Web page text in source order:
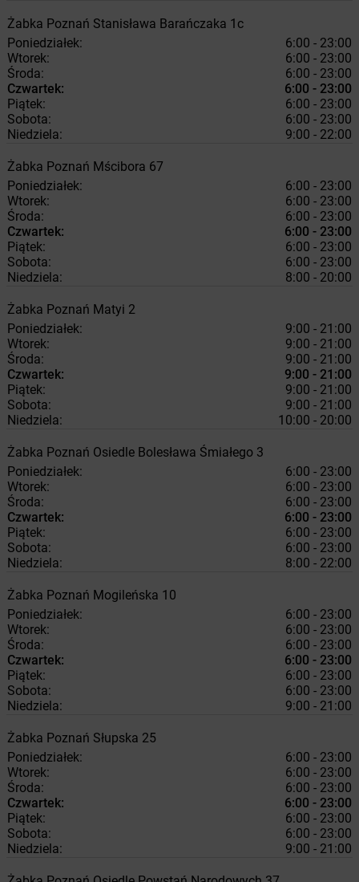
Żabka Poznań Stanisława Barańczaka 1c
Poniedziałek:
6:00 - 23:00
Wtorek:
6:00 - 23:00
Środa:
6:00 - 23:00
Czwartek:
6:00 - 23:00
Piątek:
6:00 - 23:00
Sobota:
6:00 - 23:00
Niedziela:
9:00 - 22:00
Żabka Poznań Mścibora 67
Poniedziałek:
6:00 - 23:00
Wtorek:
6:00 - 23:00
Środa:
6:00 - 23:00
Czwartek:
6:00 - 23:00
Piątek:
6:00 - 23:00
Sobota:
6:00 - 23:00
Niedziela:
8:00 - 20:00
Żabka Poznań Matyi 2
Poniedziałek:
9:00 - 21:00
Wtorek:
9:00 - 21:00
Środa:
9:00 - 21:00
Czwartek:
9:00 - 21:00
Piątek:
9:00 - 21:00
Sobota:
9:00 - 21:00
Niedziela:
10:00 - 20:00
Żabka Poznań Osiedle Bolesława Śmiałego 3
Poniedziałek:
6:00 - 23:00
Wtorek:
6:00 - 23:00
Środa:
6:00 - 23:00
Czwartek:
6:00 - 23:00
Piątek:
6:00 - 23:00
Sobota:
6:00 - 23:00
Niedziela:
8:00 - 22:00
Żabka Poznań Mogileńska 10
Poniedziałek:
6:00 - 23:00
Wtorek:
6:00 - 23:00
Środa:
6:00 - 23:00
Czwartek:
6:00 - 23:00
Piątek:
6:00 - 23:00
Sobota:
6:00 - 23:00
Niedziela:
9:00 - 21:00
Żabka Poznań Słupska 25
Poniedziałek:
6:00 - 23:00
Wtorek:
6:00 - 23:00
Środa:
6:00 - 23:00
Czwartek:
6:00 - 23:00
Piątek:
6:00 - 23:00
Sobota:
6:00 - 23:00
Niedziela:
9:00 - 21:00